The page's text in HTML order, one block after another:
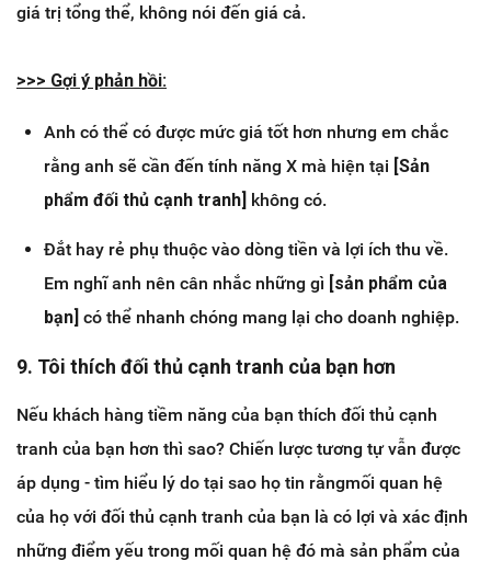
giá trị tổng thể, không nói đến giá cả.
>>> Gợi ý phản hồi:
Anh có thể có được mức giá tốt hơn nhưng em chắc
rằng anh sẽ cần đến tính năng X mà hiện tại [Sản
phẩm đối thủ cạnh tranh] không có.
Đắt hay rẻ phụ thuộc vào dòng tiền và lợi ích thu về.
Em nghĩ anh nên cân nhắc những gì [sản phẩm của
bạn] có thể nhanh chóng mang lại cho doanh nghiệp.
9. Tôi thích đối thủ cạnh tranh của bạn hơn
Nếu khách hàng tiềm năng của bạn thích đối thủ cạnh
tranh của bạn hơn thì sao? Chiến lược tương tự vẫn được
áp dụng - tìm hiểu lý do tại sao họ tin rằngmối quan hệ
của họ với đối thủ cạnh tranh của bạn là có lợi và xác định
những điểm yếu trong mối quan hệ đó mà sản phẩm của